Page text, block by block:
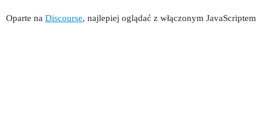
Oparte na Discourse, najlepiej oglądać z włączonym JavaScriptem